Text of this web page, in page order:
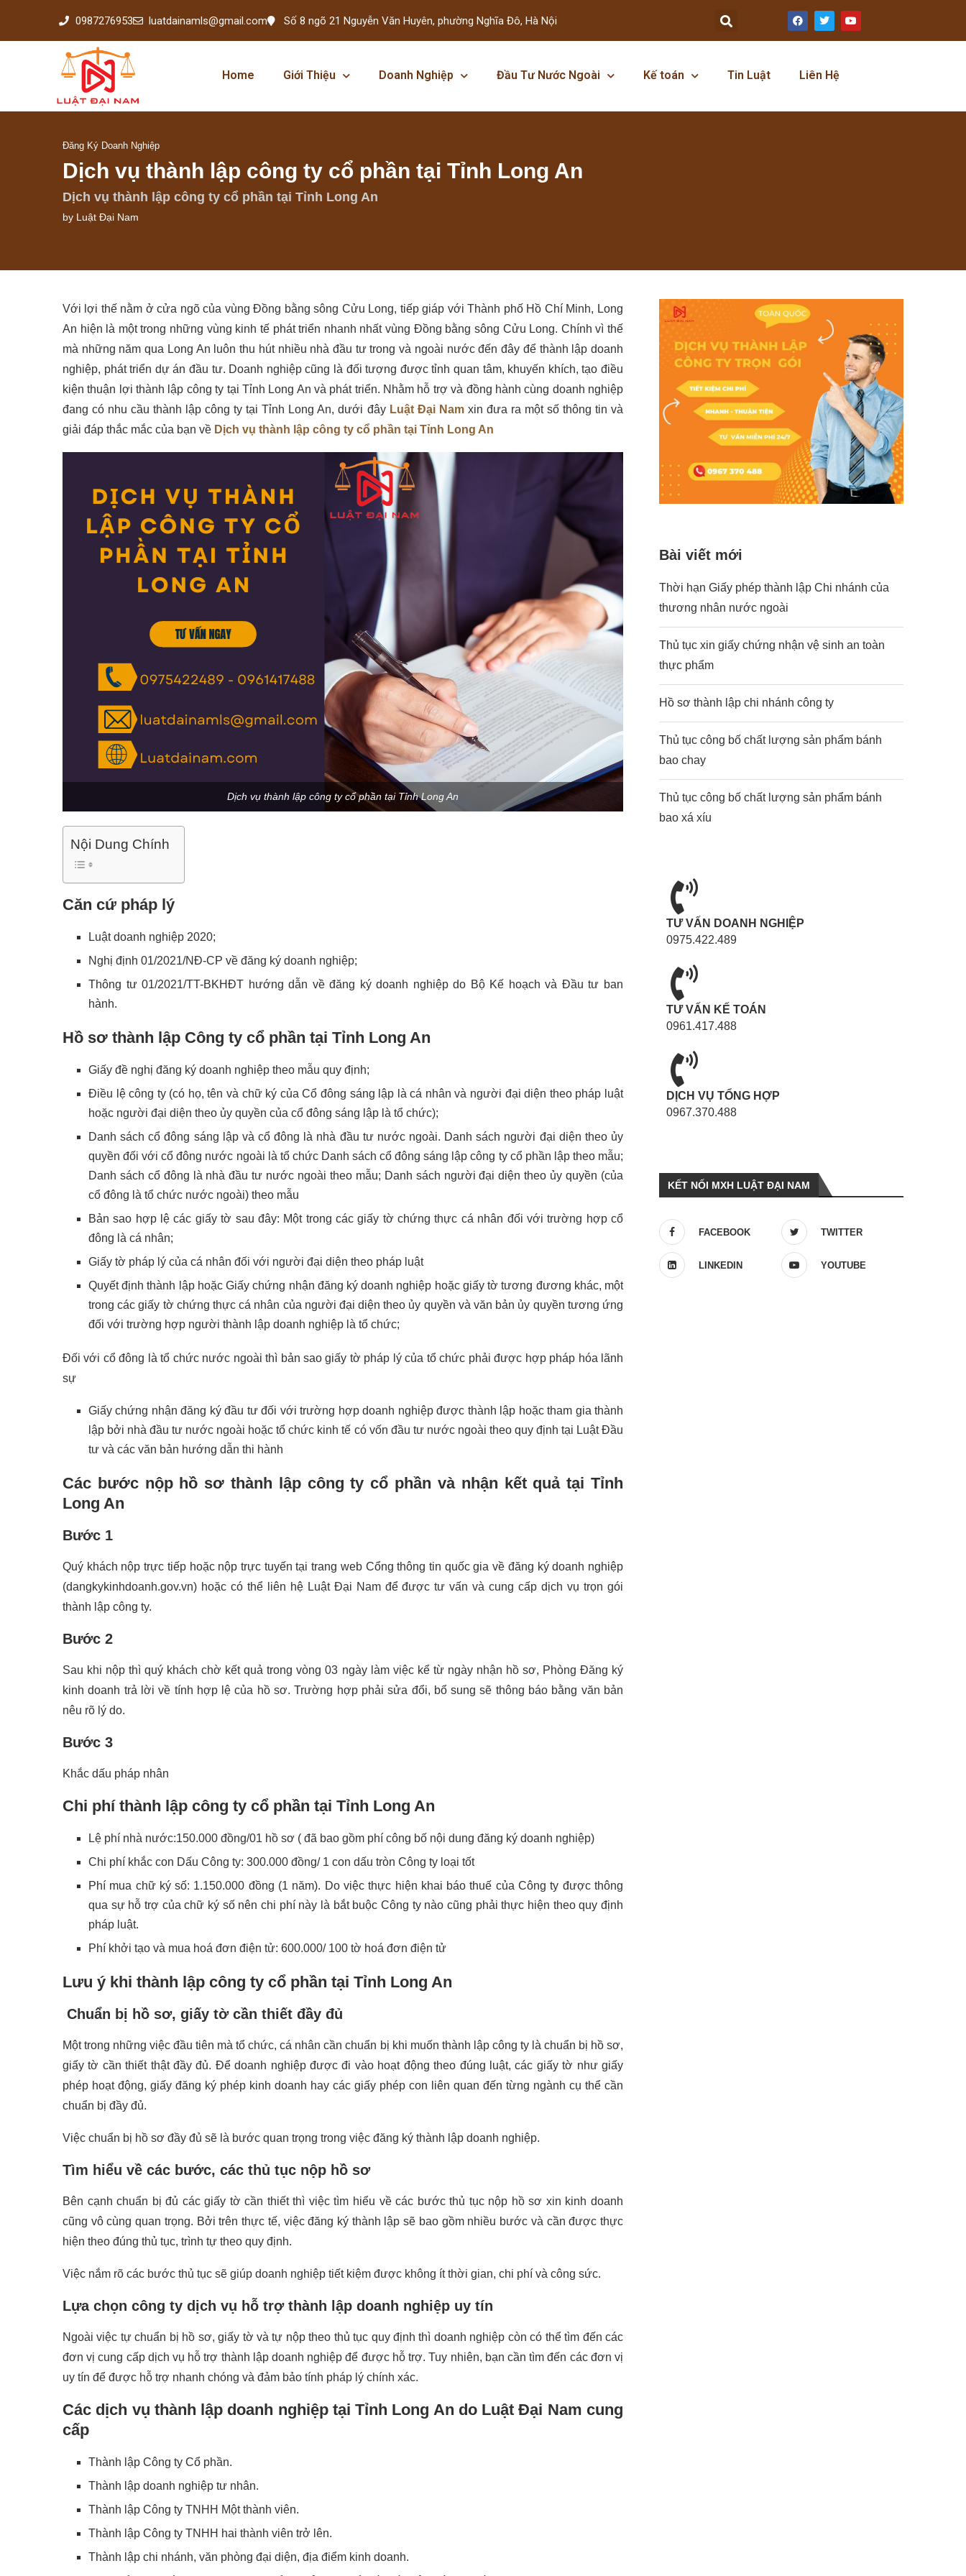
0987276953 luatdainamls@gmail.com Số 8 ngõ 21 Nguyễn Văn Huyên, phường Nghĩa Đô, Hà Nội
Home Giới Thiệu Doanh Nghiệp Đầu Tư Nước Ngoài Kế toán Tin Luật Liên Hệ
Đăng Ký Doanh Nghiệp
Dịch vụ thành lập công ty cổ phần tại Tỉnh Long An
Dịch vụ thành lập công ty cổ phần tại Tỉnh Long An
by Luật Đại Nam
Với lợi thế nằm ở cửa ngõ của vùng Đồng bằng sông Cửu Long, tiếp giáp với Thành phố Hồ Chí Minh, Long
An hiện là một trong những vùng kinh tế phát triển nhanh nhất vùng Đồng bằng sông Cửu Long. Chính vì thế
mà những năm qua Long An luôn thu hút nhiều nhà đầu tư trong và ngoài nước đến đây để thành lập doanh
nghiệp, phát triển dự án đầu tư. Doanh nghiệp cũng là đối tượng được tỉnh quan tâm, khuyến khích, tạo điều
kiện thuận lợi thành lập công ty tại Tỉnh Long An và phát triển. Nhằm hỗ trợ và đồng hành cùng doanh nghiệp
đang có nhu cầu thành lập công ty tại Tỉnh Long An, dưới đây Luật Đại Namxin đưa ra một số thông tin và
giải đáp thắc mắc của bạn về Dịch vụ thành lập công ty cổ phần tại Tỉnh Long An
Dịch vụ thành lập công ty cổ phần tại Tỉnh Long An
Nội Dung Chính
Căn cứ pháp lý
Luật doanh nghiệp 2020;
Nghị định 01/2021/NĐ-CP về đăng ký doanh nghiệp;
Thông tư 01/2021/TT-BKHĐT hướng dẫn về đăng ký doanh nghiệp do Bộ Kế hoạch và Đầu tư ban
hành.
Hồ sơ thành lập Công ty cổ phần tại Tỉnh Long An
Giấy đề nghị đăng ký doanh nghiệp theo mẫu quy định;
Điều lệ công ty (có họ, tên và chữ ký của Cổ đông sáng lập là cá nhân và người đại diện theo pháp luật
hoặc người đại diện theo ủy quyền của cổ đông sáng lập là tổ chức);
Danh sách cổ đông sáng lập và cổ đông là nhà đầu tư nước ngoài. Danh sách người đại diện theo ủy
quyền đối với cổ đông nước ngoài là tổ chức Danh sách cổ đông sáng lập công ty cổ phần lập theo mẫu;
Danh sách cổ đông là nhà đầu tư nước ngoài theo mẫu; Danh sách người đại diện theo ủy quyền (của
cổ đông là tổ chức nước ngoài) theo mẫu
Bản sao hợp lệ các giấy tờ sau đây: Một trong các giấy tờ chứng thực cá nhân đối với trường hợp cổ
đông là cá nhân;
Giấy tờ pháp lý của cá nhân đối với người đại diện theo pháp luật
Quyết định thành lập hoặc Giấy chứng nhận đăng ký doanh nghiệp hoặc giấy tờ tương đương khác, một
trong các giấy tờ chứng thực cá nhân của người đại diện theo ủy quyền và văn bản ủy quyền tương ứng
đối với trường hợp người thành lập doanh nghiệp là tổ chức;
Đối với cổ đông là tổ chức nước ngoài thì bản sao giấy tờ pháp lý của tổ chức phải được hợp pháp hóa lãnh
sự
Giấy chứng nhận đăng ký đầu tư đối với trường hợp doanh nghiệp được thành lập hoặc tham gia thành
lập bởi nhà đầu tư nước ngoài hoặc tổ chức kinh tế có vốn đầu tư nước ngoài theo quy định tại Luật Đầu
tư và các văn bản hướng dẫn thi hành
Các bước nộp hồ sơ thành lập công ty cổ phần và nhận kết quả tại Tỉnh
Long An
Bước 1
Quý khách nộp trực tiếp hoặc nộp trực tuyến tại trang web Cổng thông tin quốc gia về đăng ký doanh nghiệp
(dangkykinhdoanh.gov.vn) hoặc có thể liên hệ Luật Đại Nam để được tư vấn và cung cấp dịch vụ trọn gói
thành lập công ty.
Bước 2
Sau khi nộp thì quý khách chờ kết quả trong vòng 03 ngày làm việc kể từ ngày nhận hồ sơ, Phòng Đăng ký
kinh doanh trả lời về tính hợp lệ của hồ sơ. Trường hợp phải sửa đổi, bổ sung sẽ thông báo bằng văn bản
nêu rõ lý do.
Bước 3
Khắc dấu pháp nhân
Chi phí thành lập công ty cổ phần tại Tỉnh Long An
Lệ phí nhà nước:150.000 đồng/01 hồ sơ ( đã bao gồm phí công bố nội dung đăng ký doanh nghiệp)
Chi phí khắc con Dấu Công ty: 300.000 đồng/ 1 con dấu tròn Công ty loại tốt
Phí mua chữ ký số: 1.150.000 đồng (1 năm). Do việc thực hiện khai báo thuế của Công ty được thông
qua sự hỗ trợ của chữ ký số nên chi phí này là bắt buộc Công ty nào cũng phải thực hiện theo quy định
pháp luật.
Phí khởi tạo và mua hoá đơn điện tử: 600.000/ 100 tờ hoá đơn điện tử
Lưu ý khi thành lập công ty cổ phần tại Tỉnh Long An
Chuẩn bị hồ sơ, giấy tờ cần thiết đầy đủ
Một trong những việc đầu tiên mà tổ chức, cá nhân cần chuẩn bị khi muốn thành lập công ty là chuẩn bị hồ sơ,
giấy tờ cần thiết thật đầy đủ. Để doanh nghiệp được đi vào hoạt động theo đúng luật, các giấy tờ như giấy
phép hoạt động, giấy đăng ký phép kinh doanh hay các giấy phép con liên quan đến từng ngành cụ thể cần
chuẩn bị đầy đủ.
Việc chuẩn bị hồ sơ đầy đủ sẽ là bước quan trọng trong việc đăng ký thành lập doanh nghiệp.
Tìm hiểu về các bước, các thủ tục nộp hồ sơ
Bên cạnh chuẩn bị đủ các giấy tờ cần thiết thì việc tìm hiểu về các bước thủ tục nộp hồ sơ xin kinh doanh
cũng vô cùng quan trọng. Bởi trên thực tế, việc đăng ký thành lập sẽ bao gồm nhiều bước và cần được thực
hiện theo đúng thủ tục, trình tự theo quy định.
Việc nắm rõ các bước thủ tục sẽ giúp doanh nghiệp tiết kiệm được không ít thời gian, chi phí và công sức.
Lựa chọn công ty dịch vụ hỗ trợ thành lập doanh nghiệp uy tín
Ngoài việc tự chuẩn bị hồ sơ, giấy tờ và tự nộp theo thủ tục quy định thì doanh nghiệp còn có thể tìm đến các
đơn vị cung cấp dịch vụ hỗ trợ thành lập doanh nghiệp để được hỗ trợ. Tuy nhiên, bạn cần tìm đến các đơn vị
uy tín để được hỗ trợ nhanh chóng và đảm bảo tính pháp lý chính xác.
Các dịch vụ thành lập doanh nghiệp tại Tỉnh Long An do Luật Đại Nam cung
cấp
Thành lập Công ty Cổ phần.
Thành lập doanh nghiệp tư nhân.
Thành lập Công ty TNHH Một thành viên.
Thành lập Công ty TNHH hai thành viên trở lên.
Thành lập chi nhánh, văn phòng đại diện, địa điểm kinh doanh.
Bài viết mới
Thời hạn Giấy phép thành lập Chi nhánh của
thương nhân nước ngoài
Thủ tục xin giấy chứng nhận vệ sinh an toàn
thực phẩm
Hồ sơ thành lập chi nhánh công ty
Thủ tục công bố chất lượng sản phẩm bánh
bao chay
Thủ tục công bố chất lượng sản phẩm bánh
bao xá xíu
TƯ VẤN DOANH NGHIỆP
0975.422.489
TƯ VẤN KẾ TOÁN
0961.417.488
DỊCH VỤ TỔNG HỢP
0967.370.488
KẾT NỐI MXH LUẬT ĐẠI NAM
FACEBOOK TWITTER
LINKEDIN YOUTUBE